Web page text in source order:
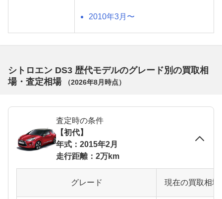
2010年3月〜
シトロエン DS3 歴代モデルのグレード別の買取相
場・査定相場
（2026年8月 時点）
査定時の条件
【初代】
年式：2015年2月
走行距離：2万km
グレード 現在の買取相